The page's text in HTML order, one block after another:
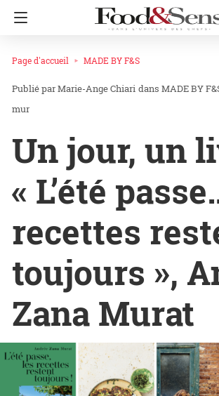
Page d'accueil MADE BY F&S
Marie-Ange Chiari dans MADE BY
mur
Un jour, un
« L’été
recettes
toujours »,
Zana Murat